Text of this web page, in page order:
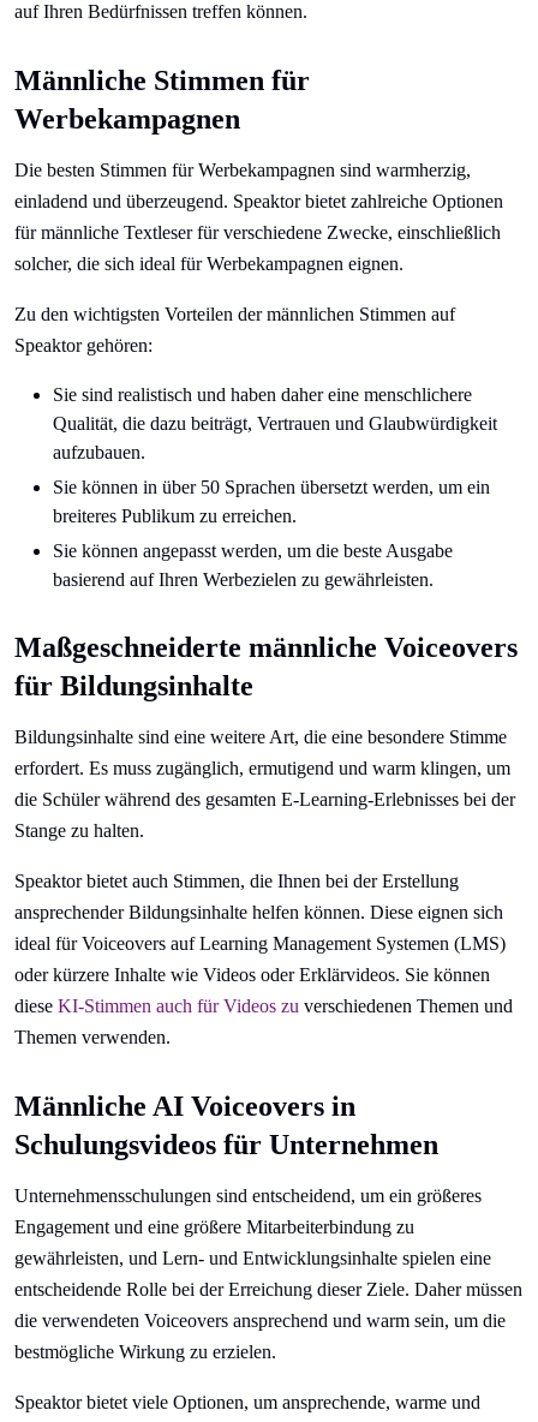
auf Ihren Bedürfnissen treffen können.
Männliche Stimmen für
Werbekampagnen
Die besten Stimmen für Werbekampagnen sind warmherzig,
einladend und überzeugend. Speaktor bietet zahlreiche Optionen
für männliche Textleser für verschiedene Zwecke, einschließlich
solcher, die sich ideal für Werbekampagnen eignen.
Zu den wichtigsten Vorteilen der männlichen Stimmen auf
Speaktor gehören:
Sie sind realistisch und haben daher eine menschlichere
Qualität, die dazu beiträgt, Vertrauen und Glaubwürdigkeit
aufzubauen.
Sie können in über 50 Sprachen übersetzt werden, um ein
breiteres Publikum zu erreichen.
Sie können angepasst werden, um die beste Ausgabe
basierend auf Ihren Werbezielen zu gewährleisten.
Maßgeschneiderte männliche Voiceovers
für Bildungsinhalte
Bildungsinhalte sind eine weitere Art, die eine besondere Stimme
erfordert. Es muss zugänglich, ermutigend und warm klingen, um
die Schüler während des gesamten E-Learning-Erlebnisses bei der
Stange zu halten.
Speaktor bietet auch Stimmen, die Ihnen bei der Erstellung
ansprechender Bildungsinhalte helfen können. Diese eignen sich
ideal für Voiceovers auf Learning Management Systemen (LMS)
oder kürzere Inhalte wie Videos oder Erklärvideos. Sie können
diese KI-Stimmen auch für Videos zu verschiedenen Themen und
Themen verwenden.
Männliche AI Voiceovers in
Schulungsvideos für Unternehmen
Unternehmensschulungen sind entscheidend, um ein größeres
Engagement und eine größere Mitarbeiterbindung zu
gewährleisten, und Lern- und Entwicklungsinhalte spielen eine
entscheidende Rolle bei der Erreichung dieser Ziele. Daher müssen
die verwendeten Voiceovers ansprechend und warm sein, um die
bestmögliche Wirkung zu erzielen.
Speaktor bietet viele Optionen, um ansprechende, warme und